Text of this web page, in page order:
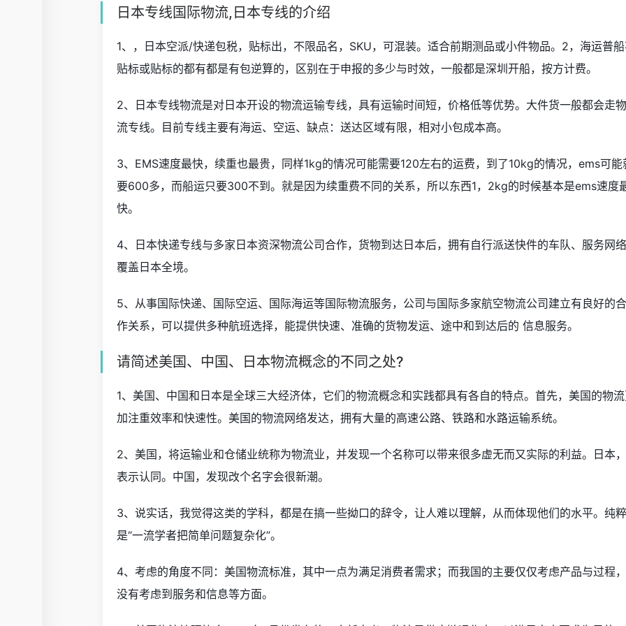
日本专线国际物流,日本专线的介绍
1、，日本空派/快递包税，贴标出，不限品名，SKU，可混装。适合前期测品或小件物品。2，海运普
贴标或贴标的都有都是有包逆算的，区别在于申报的多少与时效，一般都是深圳开船，按方计费。
2、日本专线物流是对日本开设的物流运输专线，具有运输时间短，价格低等优势。大件货一般都会走物
流专线。目前专线主要有海运、空运、缺点：送达区域有限，相对小包成本高。
3、EMS速度最快，续重也最贵，同样1kg的情况可能需要120左右的运费，到了10kg的情况，ems可能
要600多，而船运只要300不到。就是因为续重费不同的关系，所以东西1，2kg的时候基本是ems速度
快。
4、日本快递专线与多家日本资深物流公司合作，货物到达日本后，拥有自行派送快件的车队、服务网络
覆盖日本全境。
5、从事国际快递、国际空运、国际海运等国际物流服务，公司与国际多家航空物流公司建立有良好的合
作关系，可以提供多种航班选择，能提供快速、准确的货物发运、途中和到达后的 信息服务。
请简述美国、中国、日本物流概念的不同之处?
1、美国、中国和日本是全球三大经济体，它们的物流概念和实践都具有各自的特点。首先，美国的物
加注重效率和快速性。美国的物流网络发达，拥有大量的高速公路、铁路和水路运输系统。
2、美国，将运输业和仓储业统称为物流业，并发现一个名称可以带来很多虚无而又实际的利益。日本，
表示认同。中国，发现改个名字会很新潮。
3、说实话，我觉得这类的学科，都是在搞一些拗口的辞令，让人难以理解，从而体现他们的水平。纯粹
是“一流学者把简单问题复杂化”。
4、考虑的角度不同：美国物流标准，其中一点为满足消费者需求；而我国的主要仅仅考虑产品与过程，
没有考虑到服务和信息等方面。